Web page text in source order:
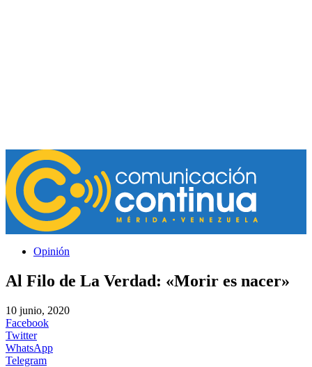
Opinión
Al Filo de La Verdad: «Morir es nacer»
10 junio, 2020
Facebook
Twitter
WhatsApp
Telegram